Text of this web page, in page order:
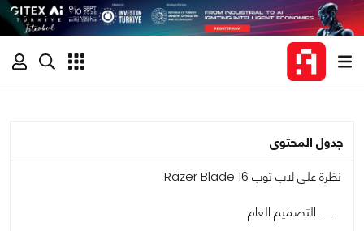
جدول المحتوى
نظرة على لاب توب Razer Blade 16
التصميم العام